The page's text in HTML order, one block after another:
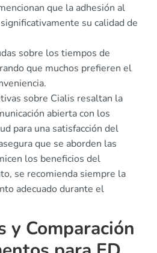
que la adhesión al
su calidad de
sobre los tiempos de
que muchos prefieren el
sobre Cialis resaltan la
abierta con los
para una satisfacción del
que se aborden las
los beneficios del
se recomienda siempre la
adecuado durante el
Comparación